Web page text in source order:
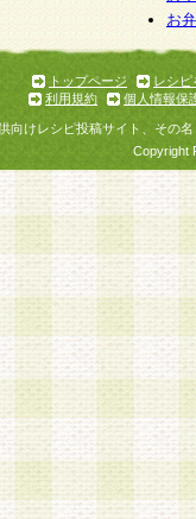
お
トップページ
レシピ
利用規約
個人情報保
向けレシピ投稿サイト、その
Copyright